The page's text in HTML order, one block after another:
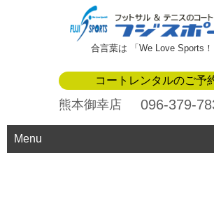
合言葉は 「We Love Sports！
コートレンタルのご予
熊本御幸店 096-379-
Menu